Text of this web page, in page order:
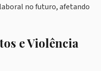
no futuro, afetando
e Violência